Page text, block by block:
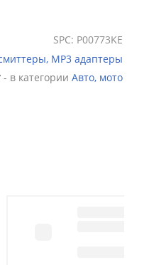
SPC: P00773KE
MP3 адаптеры
- в категории Авто, мото